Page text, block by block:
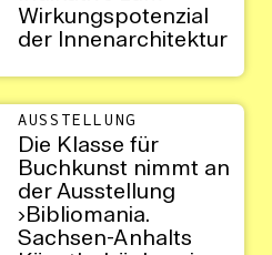
Wirkungspotenzial
der Innenarchitektur
AUSSTELLUNG
Die Klasse für
Buchkunst nimmt an
der Ausstellung
›Bibliomania.
Sachsen-Anhalts